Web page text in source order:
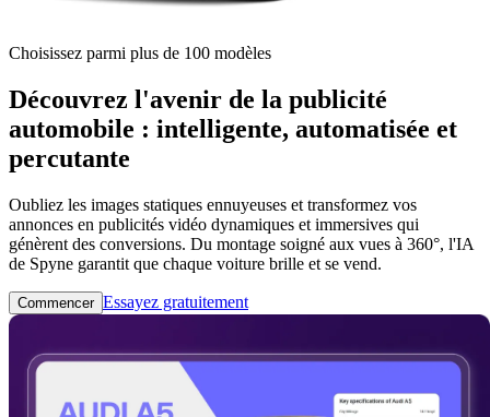
Choisissez parmi plus de 100 modèles
Découvrez l'avenir de la publicité
automobile : intelligente, automatisée et
percutante
Oubliez les images statiques ennuyeuses et transformez vos
annonces en publicités vidéo dynamiques et immersives qui
génèrent des conversions. Du montage soigné aux vues à 360°, l'IA
de Spyne garantit que chaque voiture brille et se vend.
Commencer Essayez gratuitement